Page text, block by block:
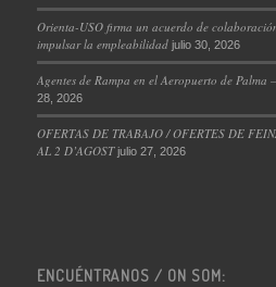
Orienta-USO firma un acuerdo de
impulsar la empleabilidad julio 30, 2026
Agentes de Rampa en el Aeropuerto de
28, 2026
OFERTAS DE TRABAJO / OFERTES DE
AL 2 D’AGOST julio 27, 2026
ENCUÉNTRANOS / ON SOM: